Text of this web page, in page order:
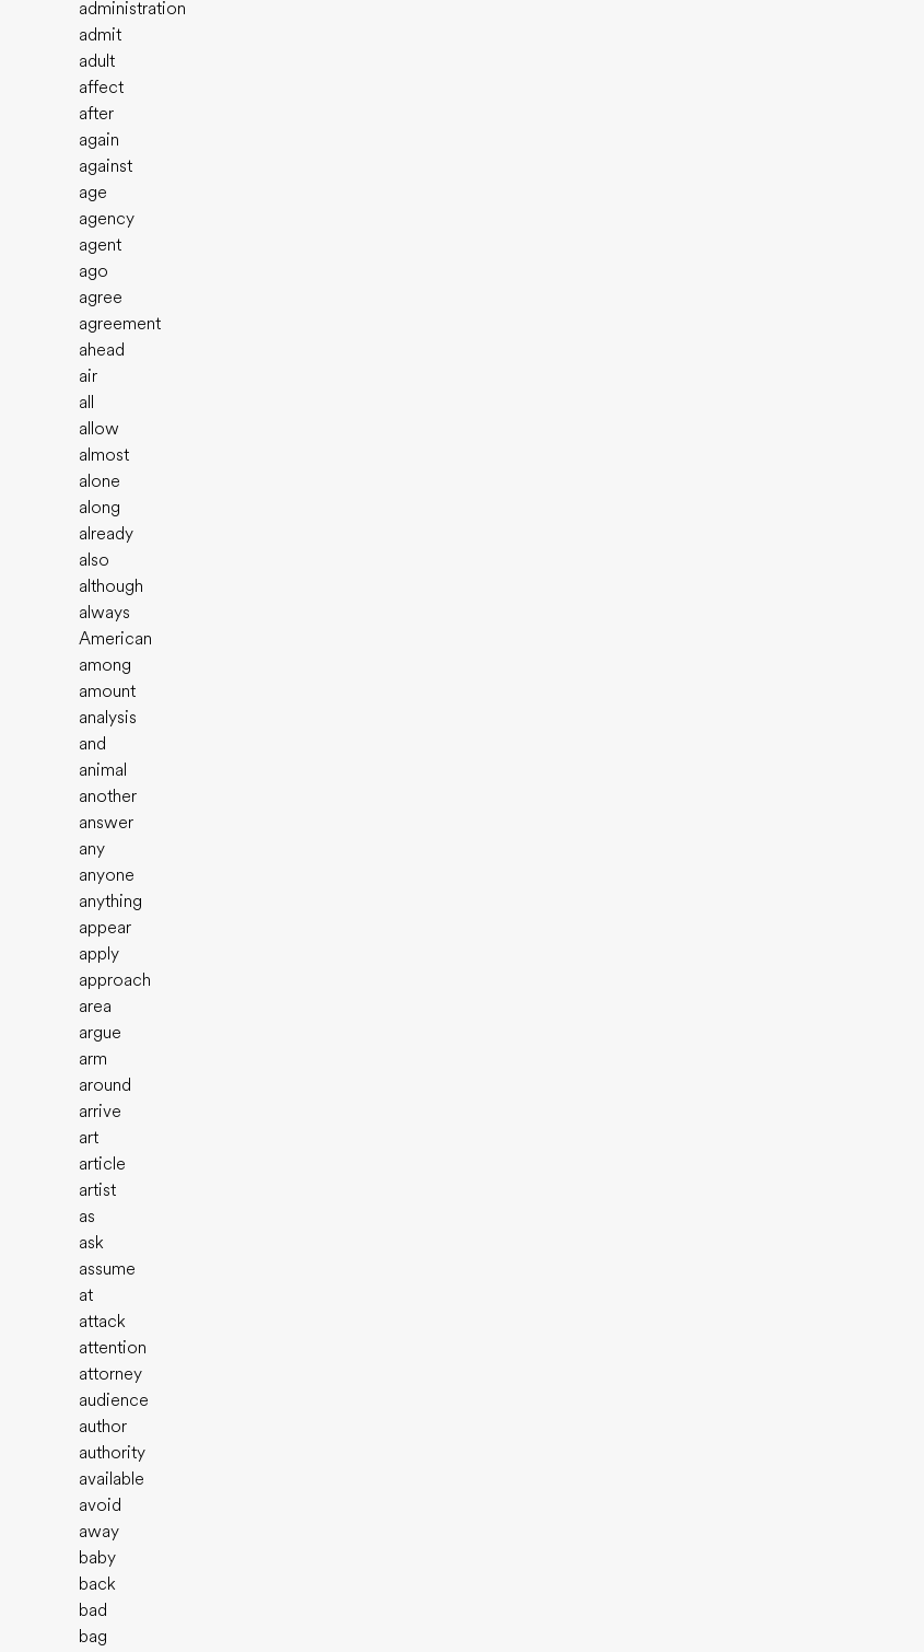
administration
admit
adult
affect
after
again
against
age
agency
agent
ago
agree
agreement
ahead
air
all
allow
almost
alone
along
already
also
although
always
American
among
amount
analysis
and
animal
another
answer
any
anyone
anything
appear
apply
approach
area
argue
arm
around
arrive
art
article
artist
as
ask
assume
at
attack
attention
attorney
audience
author
authority
available
avoid
away
baby
back
bad
bag